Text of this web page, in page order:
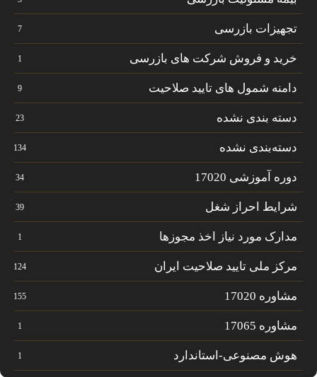
تجهیزات بازرسی 7
خرید و فروش شرکت های بازرسی 1
دامنه شمول های تایید صلاحیت 9
دسته بندی نشده 23
دسته‌بندی نشده 134
دوره آموزشی 17020 34
شرایط احراز شغل 39
مدارک مورد نیاز اخذ مجوزها 1
مرکز ملی تایید صلاحیت ایران 124
مشاوره 17020 155
مشاوره 17065 1
هوش مصنوعی-استاندارد 1